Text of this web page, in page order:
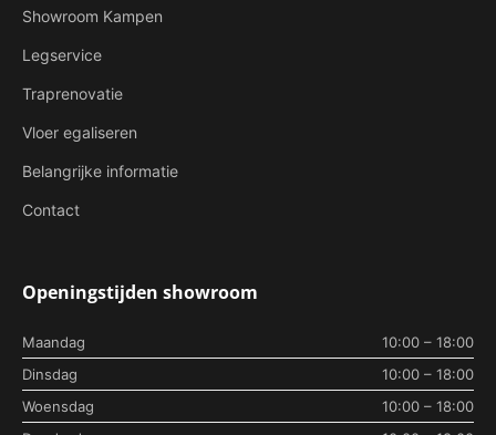
Showroom Kampen
Legservice
Traprenovatie
Vloer egaliseren
Belangrijke informatie
Contact
Openingstijden showroom
Maandag
10:00 – 18:00
Dinsdag
10:00 – 18:00
Woensdag
10:00 – 18:00